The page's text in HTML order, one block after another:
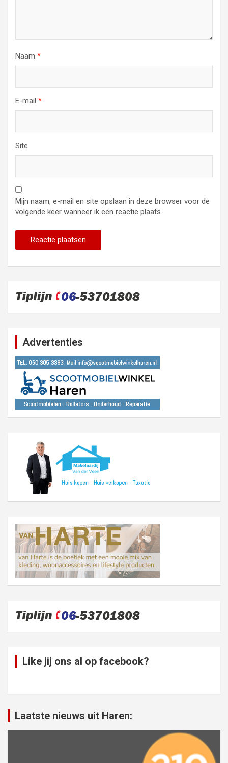
Naam *
E-mail *
Site
Mijn naam, e-mail en site opslaan in deze browser voor de
volgende keer wanneer ik een reactie plaats.
Advertenties
Like jij ons al op facebook?
Laatste nieuws uit Haren: